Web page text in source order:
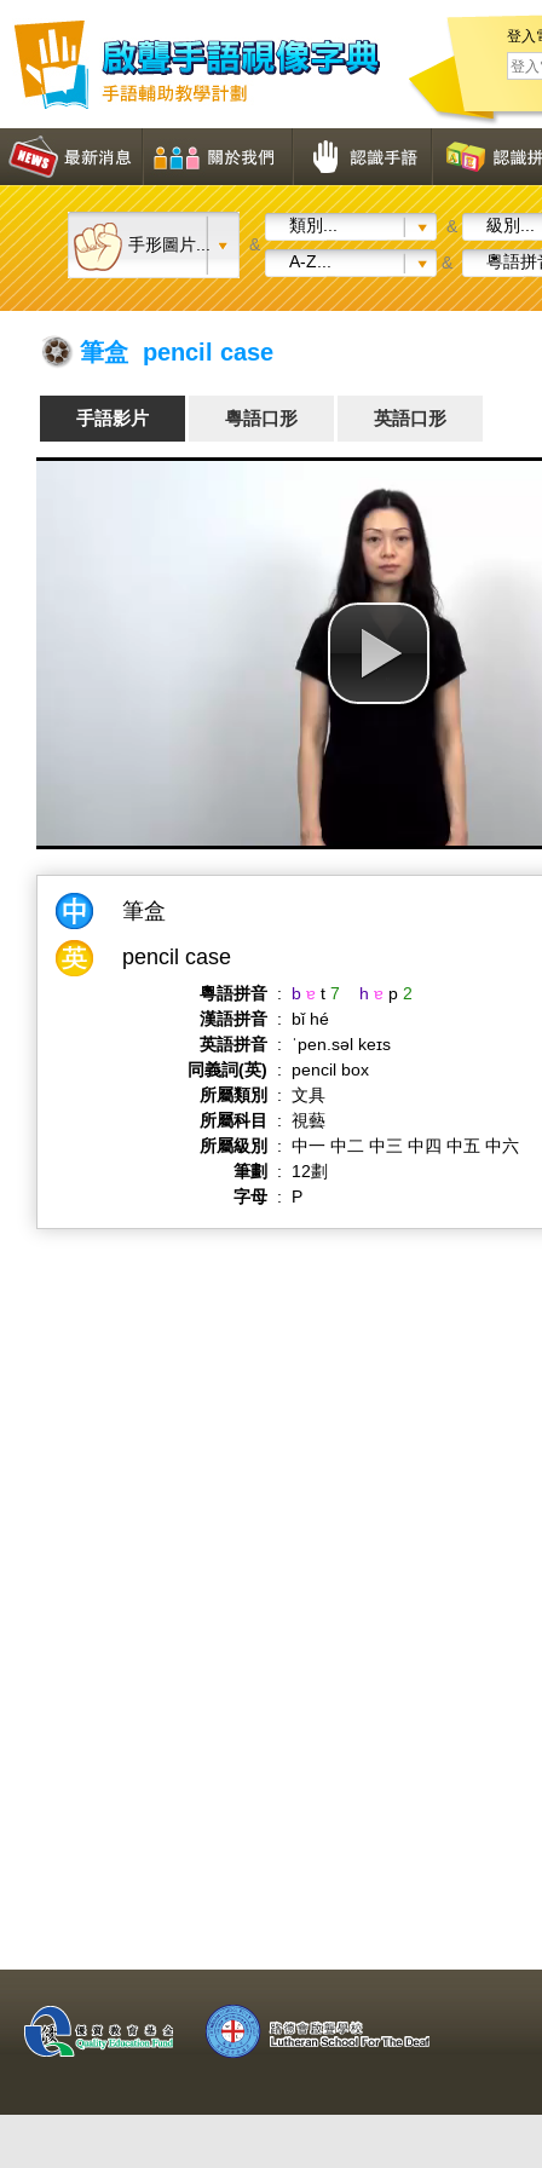
登入
手形圖片... &
類別... &
級別...
A-Z...
& 粵語拼
筆盒 pencil case
手語影片 粵語口形 英語口形
筆盒
pencil case
粵語拼音 : b ɐ t 7 h ɐ p 2
漢語拼音 :
bǐ hé
英語拼音 :
ˈpen.səl keɪs
同義詞(英)
:
pencil box
所屬類別
: 文具
所屬科目
: 視藝
所屬級別
: 中一 中二 中三 中四 中五 中六
筆劃
:
12劃
字母 : P